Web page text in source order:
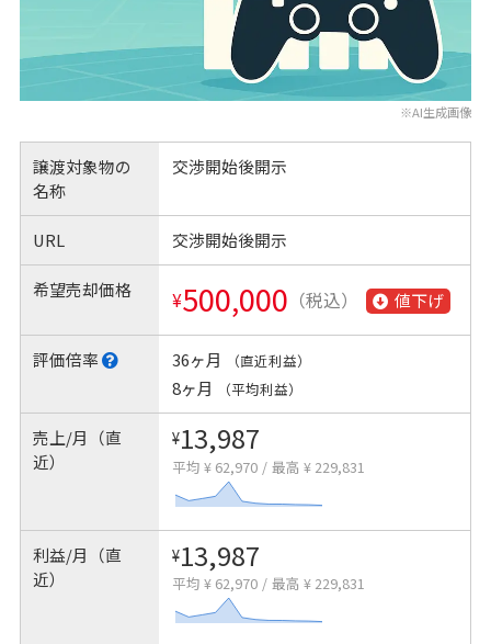
※AI生成画像
譲渡対象物の
名称
交渉開始後開示
URL 交渉開始後開示
希望売却価格 ¥500,000 （税込） 値下げ
評価倍率 36ヶ月 （直近利益）
8ヶ月 （平均利益）
売上/月（直
近）
¥13,987
平均 ¥ 62,970 / 最高 ¥ 229,831
利益/月（直
近）
¥13,987
平均 ¥ 62,970 / 最高 ¥ 229,831